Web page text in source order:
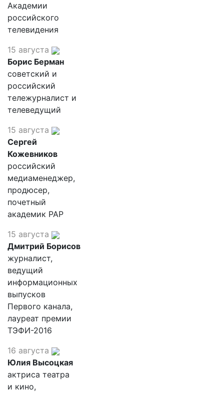
Академии
российского
телевидения
15 августа
Борис Берман
советский и
российский
тележурналист и
телеведущий
15 августа
Сергей
Кожевников
российский
медиаменеджер,
продюсер,
почетный
академик РАР
15 августа
Дмитрий Борисов
журналист,
ведущий
информационных
выпусков
Первого канала,
лауреат премии
ТЭФИ-2016
16 августа
Юлия Высоцкая
актриса театра
и кино,